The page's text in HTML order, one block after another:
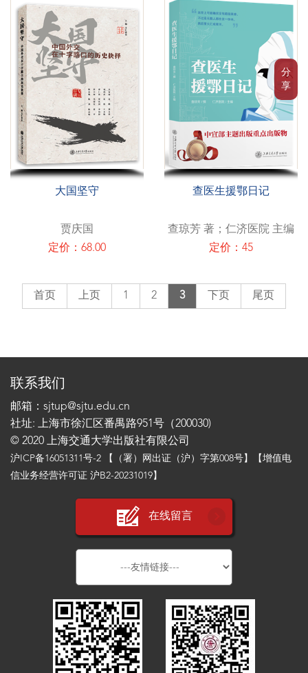
分
享
大国坚守
贾庆国
定价：68.00
查医生援鄂日记
查琼芳 著；仁济医院 主编
定价：45
首页 上页 1 2 3 下页 尾页
联系我们
邮箱：sjtup@sjtu.edu.cn
社址: 上海市徐汇区番禺路951号（200030)
© 2020 上海交通大学出版社有限公司
沪ICP备16051311号-2 【（署）网出证（沪）字第008号】【增值电
信业务经营许可证 沪B2-20231019】
在线留言